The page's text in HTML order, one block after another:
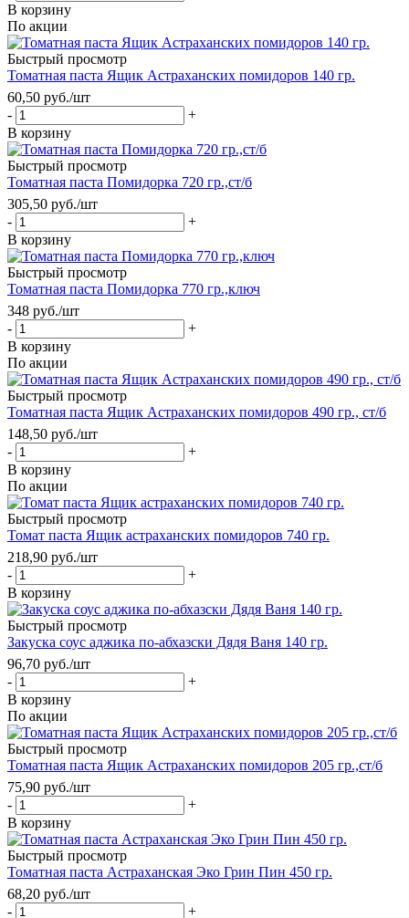
В корзину
По акции
Быстрый просмотр
Томатная паста Ящик Астраханских помидоров 140 гр.
60,50 руб./шт
-
+
В корзину
Быстрый просмотр
Томатная паста Помидорка 720 гр.,ст/б
305,50 руб./шт
-
+
В корзину
Быстрый просмотр
Томатная паста Помидорка 770 гр.,ключ
348 руб./шт
-
+
В корзину
По акции
Быстрый просмотр
Томатная паста Ящик Астраханских помидоров 490 гр., ст/б
148,50 руб./шт
-
+
В корзину
По акции
Быстрый просмотр
Томат паста Ящик астраханских помидоров 740 гр.
218,90 руб./шт
-
+
В корзину
Быстрый просмотр
Закуска соус аджика по-абхазски Дядя Ваня 140 гр.
96,70 руб./шт
-
+
В корзину
По акции
Быстрый просмотр
Томатная паста Ящик Астраханских помидоров 205 гр.,ст/б
75,90 руб./шт
-
+
В корзину
Быстрый просмотр
Томатная паста Астраханская Эко Грин Пин 450 гр.
68,20 руб./шт
-
+